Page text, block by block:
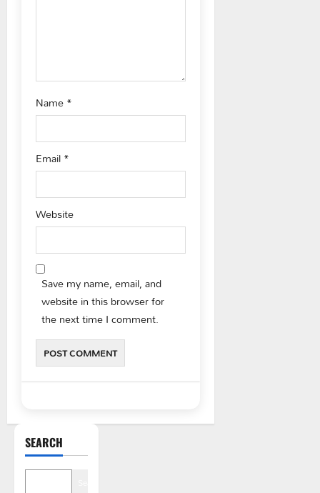
Name*
Email*
Website
Save my name, email, and
website in this browser for
the next time I comment.
SEARCH